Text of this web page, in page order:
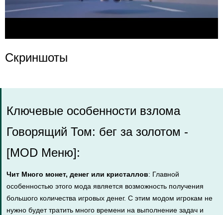
Скриншоты
Ключевые особенности взлома
Говорящий Том: бег за золотом -
[MOD Меню]:
Чит Много монет, денег или кристаллов: Главной
особенностью этого мода является возможность получения
большого количества игровых денег. С этим модом игрокам не
нужно будет тратить много времени на выполнение задач и